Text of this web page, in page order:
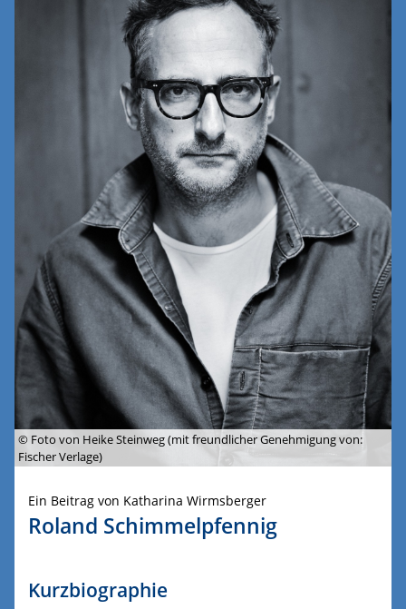
© Foto von Heike Steinweg (mit freundlicher Genehmigung von:
Fischer Verlage)
Ein Beitrag von Katharina Wirmsberger
Roland Schimmelpfennig
Kurzbiographie